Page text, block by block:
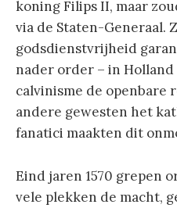
koning Filips II, maar
via de Staten-Generaal.
godsdienstvrijheid
nader order – in
calvinisme de openbare
andere gewesten het
fanatici maakten dit
Eind jaren 1570 grepen
vele plekken de macht,